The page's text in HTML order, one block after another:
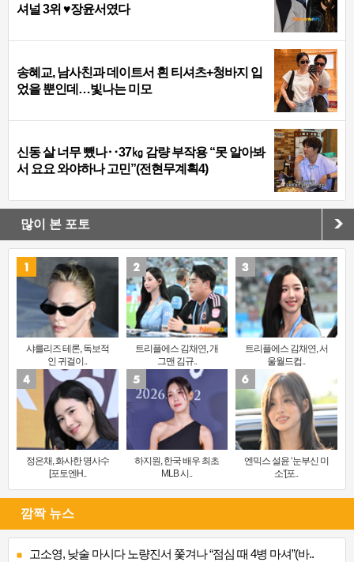
셔널 3위 ♥장윤서였다
송혜교, 남사친과 데이트서 흰 티셔츠+청바지 입
었을 뿐인데…빛나는 미모
신동 살 너무 뺐나‥37㎏ 감량 부작용 “못 알아봐
서 요요 와야하나 고민”(전현무계획4)
많이 본 포토
샤를리즈 테론, 독보적
인 귀걸이..
트리플에스 김채연, 개
그맨 김규..
트리플에스 김채연, 서
울월드컵..
정은채, 화사한 명사수
[포토엔H..
하지원, 한국 배우 최초
MLB 시..
엔믹스 설윤 ‘눈부신 미
소’[포..
깜짝 뉴스
고소영, 낮술 마시다 노량진서 쫓겨나 “점심 때 4병 마셔”(바..